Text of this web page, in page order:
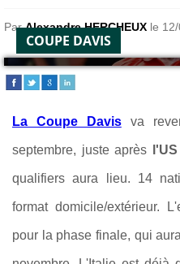
ParAlexandre HERCHEUX le
COUPE DAVIS
La Coupe Davisva
septembre, juste après
qualifiers aura lieu. 14
format domicile/extérieur.
pour la phase finale, qui